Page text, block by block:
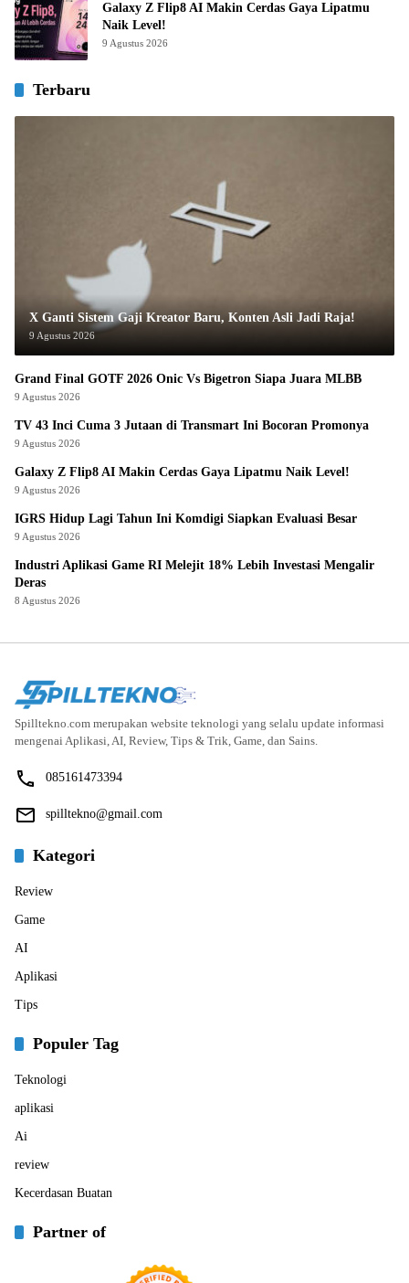
Galaxy Z Flip8 AI Makin Cerdas Gaya Lipatmu
Naik Level!
9 Agustus 2026
Terbaru
X Ganti Sistem Gaji Kreator Baru, Konten Asli Jadi Raja!
9 Agustus 2026
Grand Final GOTF 2026 Onic Vs Bigetron Siapa Juara MLBB
9 Agustus 2026
TV 43 Inci Cuma 3 Jutaan di Transmart Ini Bocoran Promonya
9 Agustus 2026
Galaxy Z Flip8 AI Makin Cerdas Gaya Lipatmu Naik Level!
9 Agustus 2026
IGRS Hidup Lagi Tahun Ini Komdigi Siapkan Evaluasi Besar
9 Agustus 2026
Industri Aplikasi Game RI Melejit 18% Lebih Investasi Mengalir
Deras
8 Agustus 2026
Spilltekno.com merupakan website teknologi yang selalu update informasi
mengenai Aplikasi, AI, Review, Tips & Trik, Game, dan Sains.
085161473394
spilltekno@gmail.com
Kategori
Review
Game
AI
Aplikasi
Tips
Populer Tag
Teknologi
aplikasi
Ai
review
Kecerdasan Buatan
Partner of